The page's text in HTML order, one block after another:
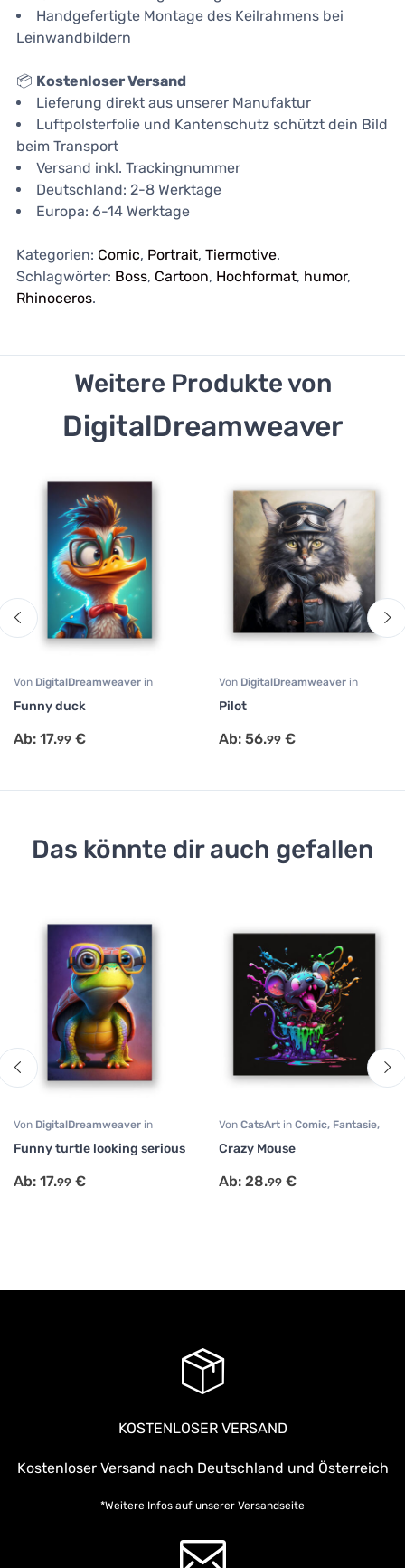
Handgefertigte Montage des Keilrahmens bei
Leinwandbildern
📦 Kostenloser Versand
Lieferung direkt aus unserer Manufaktur
Luftpolsterfolie und Kantenschutz schützt dein Bild
beim Transport
Versand inkl. Trackingnummer
Deutschland: 2-8 Werktage
Europa: 6-14 Werktage
Kategorien: Comic, Portrait,Tiermotive.
Schlagwörter: Boss, Cartoon, Hochformat, humor,
Rhinoceros.
Weitere Produkte von
DigitalDreamweaver
Von DigitalDreamweaver in
Funny duck
Ab: 17.99 €
Von DigitalDreamweaver in
Fantasie
Pilot
Ab: 56.99 €
Das könnte dir auch gefallen
Von DigitalDreamweaver in
Tiermotive
Funny turtle looking serious
Ab: 17.99 €
Von CatsArt in Comic, Fantasie,
Crazy Mouse
Ab: 28.99 €
KOSTENLOSER VERSAND
Kostenloser Versand nach Deutschland und Österreich
*Weitere Infos auf unserer Versandseite